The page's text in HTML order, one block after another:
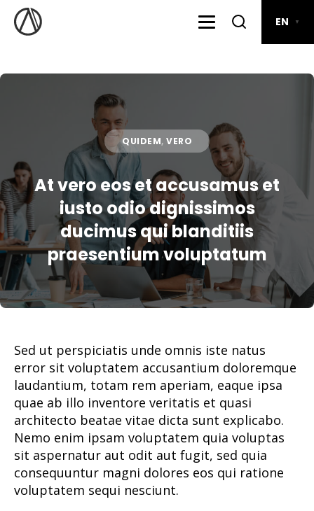
EN ▼
QUIDEM, VERO
At vero eos et accusamus et
iusto odio dignissimos
ducimus qui blanditiis
praesentium voluptatum
Sed ut perspiciatis unde omnis iste natus
error sit voluptatem accusantium doloremque
laudantium, totam rem aperiam, eaque ipsa
quae ab illo inventore veritatis et quasi
architecto beatae vitae dicta sunt explicabo.
Nemo enim ipsam voluptatem quia voluptas
sit aspernatur aut odit aut fugit, sed quia
consequuntur magni dolores eos qui ratione
voluptatem sequi nesciunt.